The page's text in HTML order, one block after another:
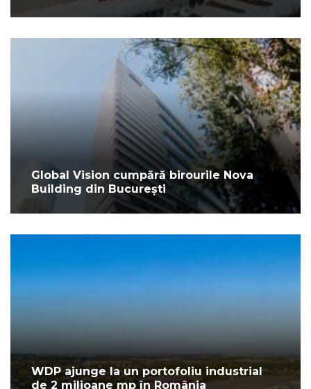
Global Vision cumpără birourile Nova
Building din București
WDP ajunge la un portofoliu industrial
de 2 milioane mp în România